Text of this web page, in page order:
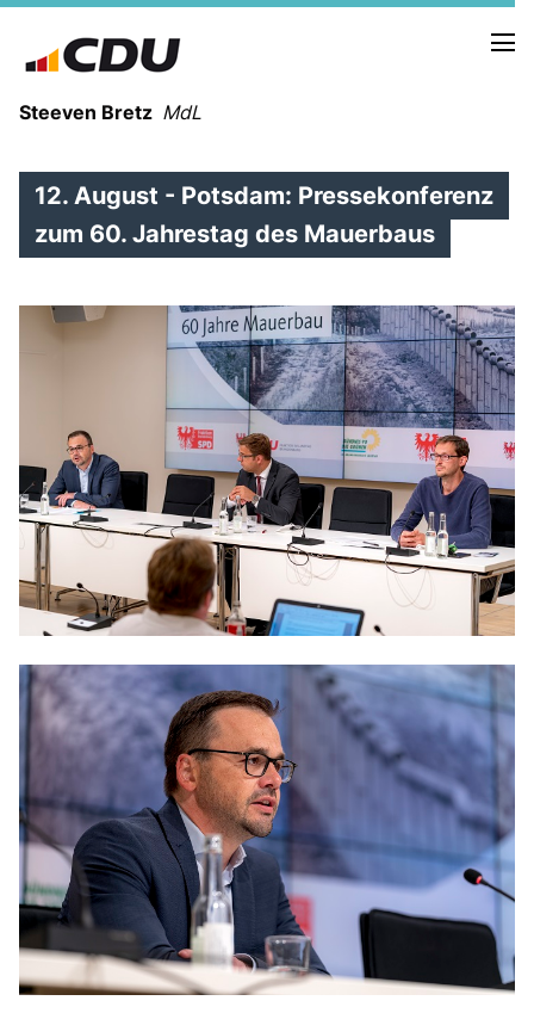
Steeven Bretz MdL
WAHLKREISBESUCHE
PRESSEFOTOS
MEIN BÜRGERBÜRO
MEIN WAHLKREIS
ZIELE
Redebeiträge
Anträge CDU
Kleine Anfragen
CDU Deutschland
CDU Fraktion im Brandenburger Landtag
CDU Brandenburg
CDU Potsdam
12. August - Potsdam: Pressekonferenz
zum 60. Jahrestag des Mauerbaus